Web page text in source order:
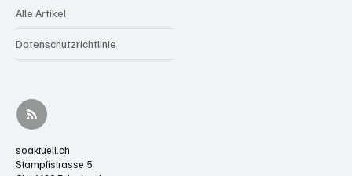
Alle Artikel
Datenschutzrichtlinie
soaktuell.ch
Stampfistrasse 5